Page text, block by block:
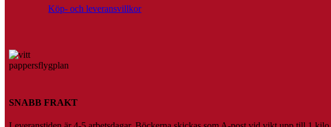
Köp- och leveransvillkor
SNABB FRAKT